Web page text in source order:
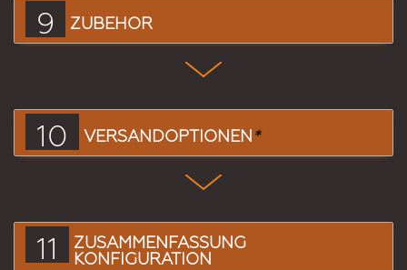
9 ZUBEHÖR
10 VERSANDOPTIONEN*
11
ZUSAMMENFASSUNG
KONFIGURATION